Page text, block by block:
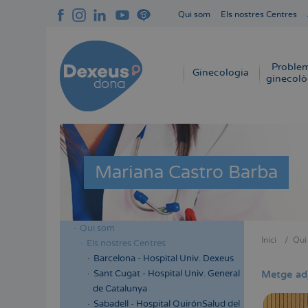
Qui som Els nostres Centres
Navegación
Ginecologia
Mariana Castro Barba
Menú
lateral
cabecera
Qui som
Els nostres Centres
Barcelona - Hospital Univ. Dexeus
Sant Cugat - Hospital Univ. General
de Catalunya
Sabadell - Hospital QuirónSalud del
Inici
Metge